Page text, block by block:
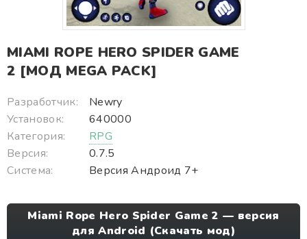
MIAMI ROPE HERO SPIDER GAME
2 [МОД MEGA PACK]
Разработчик:
Newry
Установок:
640000
Категория:
RPG
Версия:
0.7.5
Система:
Версия Андроид 7+
Miami Rope Hero Spider Game 2 — версия
для Android (Скачать мод)